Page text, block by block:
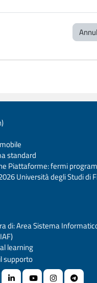
)
standard
Piattaforme: fermi
Università degli Studi di
di: Area Sistema
learning
supporto